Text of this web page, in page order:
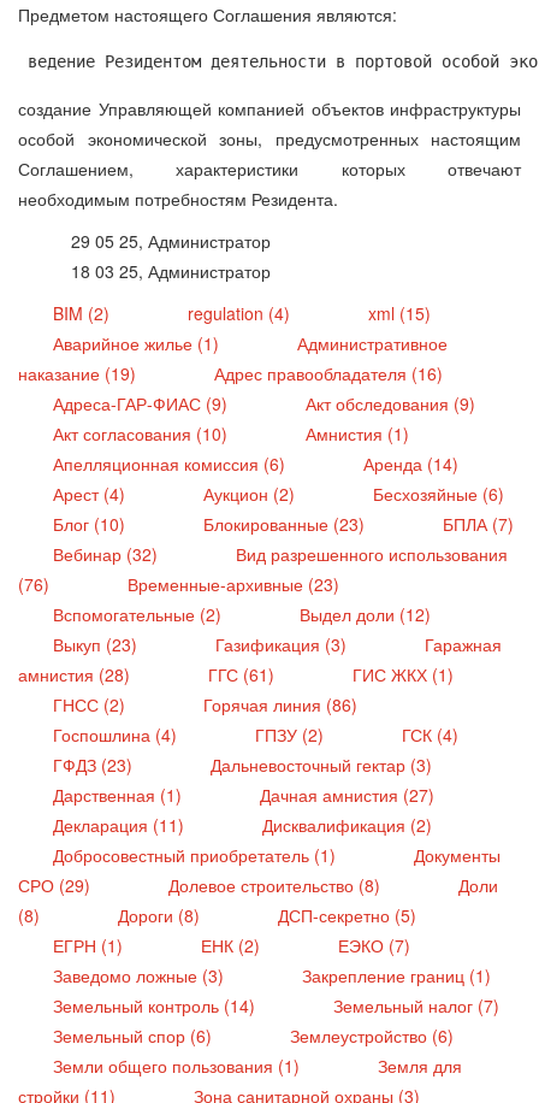
Предметом настоящего Соглашения являются:
ведение Резидентом деятельности в портовой особой
создание Управляющей компанией объектов инфраструктуры
особой экономической зоны, предусмотренных настоящим
Соглашением, характеристики которых отвечают
необходимым потребностям Резидента.
29 05 25, Администратор
18 03 25, Администратор
BIM (2)
regulation (4)
xml (15)
Аварийное жилье (1)
Административное
наказание (19)
Адрес правообладателя (16)
Адреса-ГАР-ФИАС (9)
Акт обследования (9)
Акт согласования (10)
Амнистия (1)
Апелляционная комиссия (6)
Аренда (14)
Арест (4)
Аукцион (2)
Бесхозяйные (6)
Блог (10)
Блокированные (23)
БПЛА (7)
Вебинар (32)
Вид разрешенного использования
(76)
Временные-архивные (23)
Вспомогательные (2)
Выдел доли (12)
Выкуп (23)
Газификация (3)
Гаражная
амнистия (28)
ГГС (61)
ГИС ЖКХ (1)
ГНСС (2)
Горячая линия (86)
Госпошлина (4)
ГПЗУ (2)
ГСК (4)
ГФДЗ (23)
Дальневосточный гектар (3)
Дарственная (1)
Дачная амнистия (27)
Декларация (11)
Дисквалификация (2)
Добросовестный приобретатель (1)
Документы
СРО (29)
Долевое строительство (8)
Доли
(8)
Дороги (8)
ДСП-секретно (5)
ЕГРН (1)
ЕНК (2)
ЕЭКО (7)
Заведомо ложные (3)
Закрепление границ (1)
Земельный контроль (14)
Земельный налог (7)
Земельный спор (6)
Землеустройство (6)
Земли общего пользования (1)
Земля для
стройки (11)
Зона санитарной охраны (3)